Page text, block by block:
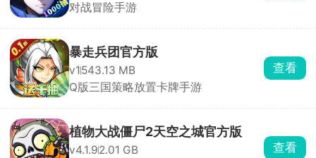
对战冒险手游
暴走兵团官方版
v1 543.13 MB
Q版三国策略放置卡牌手游
查看
植物大战僵尸2天空之城官方版
v4.1.92.01 GB
查看